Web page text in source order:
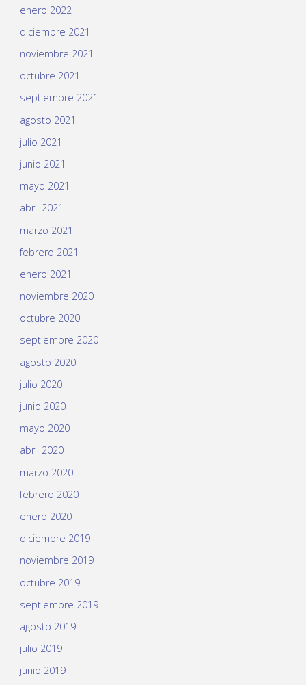
enero 2022
diciembre 2021
noviembre 2021
octubre 2021
septiembre 2021
agosto 2021
julio 2021
junio 2021
mayo 2021
abril 2021
marzo 2021
febrero 2021
enero 2021
noviembre 2020
octubre 2020
septiembre 2020
agosto 2020
julio 2020
junio 2020
mayo 2020
abril 2020
marzo 2020
febrero 2020
enero 2020
diciembre 2019
noviembre 2019
octubre 2019
septiembre 2019
agosto 2019
julio 2019
junio 2019